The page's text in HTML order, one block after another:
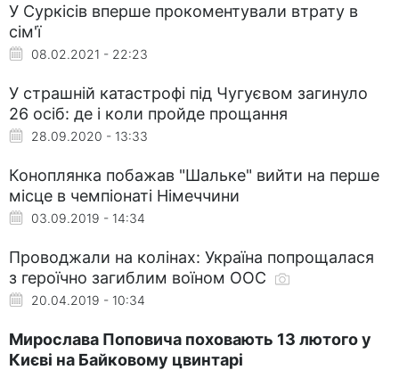
У Суркісів вперше прокоментували втрату в
сім'ї
08.02.2021 - 22:23
У страшній катастрофі під Чугуєвом загинуло
26 осіб: де і коли пройде прощання
28.09.2020 - 13:33
Коноплянка побажав "Шальке" вийти на перше
місце в чемпіонаті Німеччини
03.09.2019 - 14:34
Проводжали на колінах: Україна попрощалася
з героїчно загиблим воїном ООС
20.04.2019 - 10:34
Мирослава Поповича поховають 13 лютого у
Києві на Байковому цвинтарі